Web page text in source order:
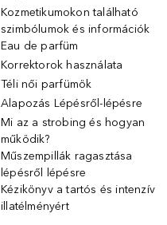
Kozmetikumokon található
szimbólumok és információk
Eau de parfüm
Korrektorok használata
Téli női parfümök
Alapozás Lépésről-lépésre
Mi az a strobing és hogyan
működik?
Műszempillák ragasztása
lépésről lépésre
Kézikönyv a tartós és intenzív
illatélményért